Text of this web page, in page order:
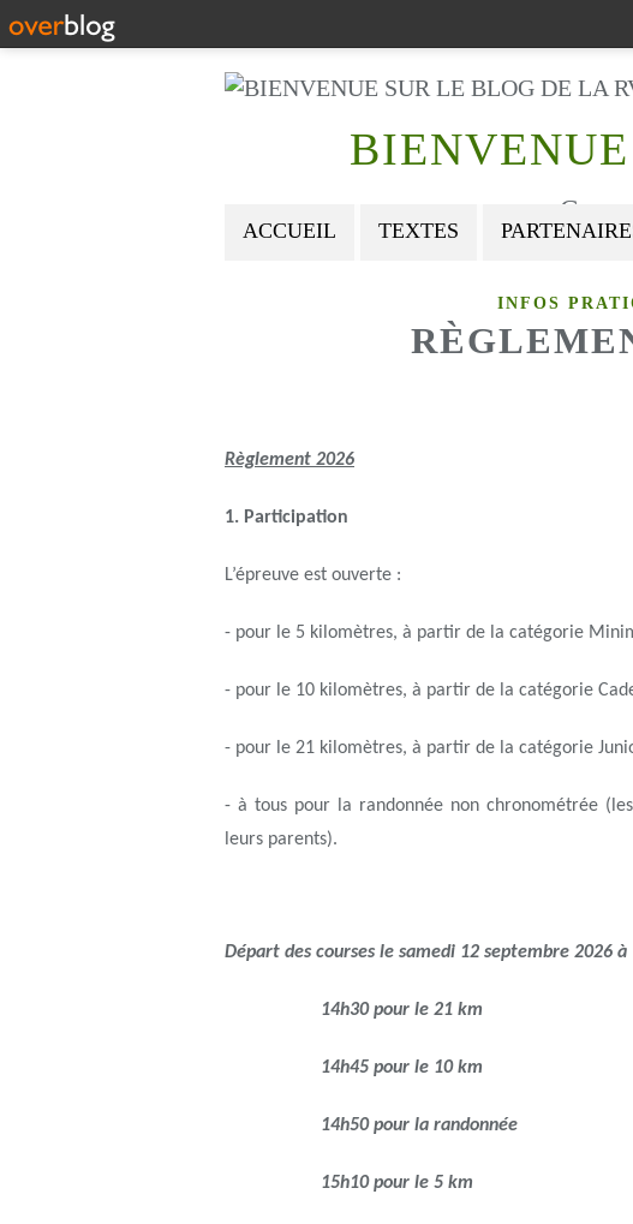
ACCUEIL TEXTES
INFOS
Règlement 2026
1. Participation
L’épreuve est ouverte :
- pour le 5 kilomètres, à partir de la catégorie
- pour le 10 kilomètres, à partir de la catégorie
- pour le 21 kilomètres, à partir de la catégorie
- à tous pour la randonnée non chronométrée
leurs parents).
Départ des courses le samedi 12 septembre 2026 à
14h30 pour le 21 km
14h45 pour le 10 km
14h50 pour la randonnée
15h10 pour le 5 km